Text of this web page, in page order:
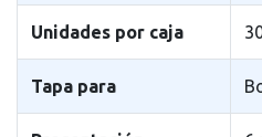
Unidades por caja
Tapa para